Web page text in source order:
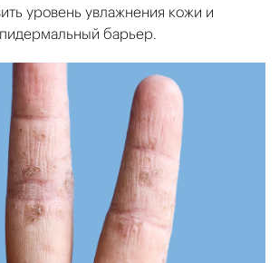
уровень увлажнения кожи и
барьер.